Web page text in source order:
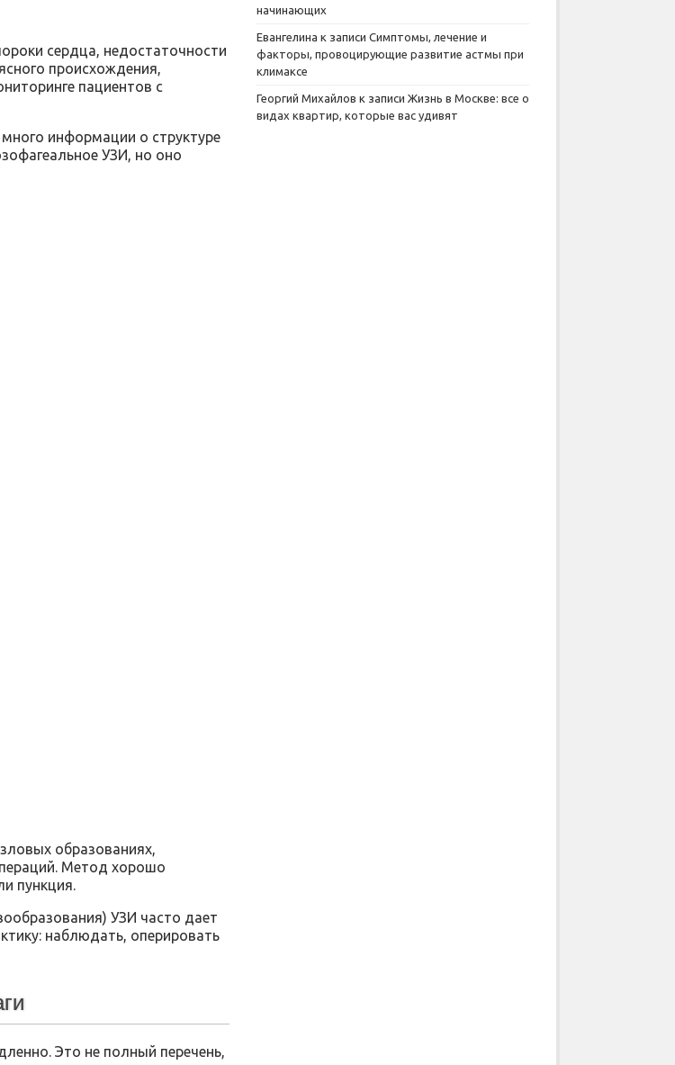
сердца, недостаточности
происхождения,
пациентов с
информации о структуре
УЗИ, но оно
образованиях,
Метод хорошо
пункция.
УЗИ часто дает
наблюдать, оперировать
Это не полный перечень,
начинающих
Евангелина к записи Симптомы, лечение и
факторы, провоцирующие развитие астмы при
климаксе
Георгий Михайлов к записи Жизнь в Москве: все о
видах квартир, которые вас удивят